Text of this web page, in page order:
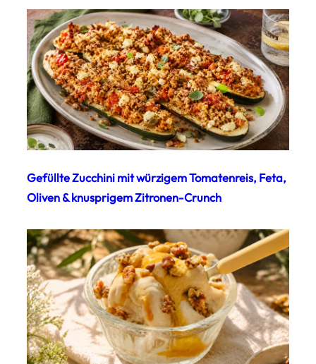
Gefüllte Zucchini mit würzigem Tomatenreis, Feta,
Oliven & knusprigem Zitronen-Crunch